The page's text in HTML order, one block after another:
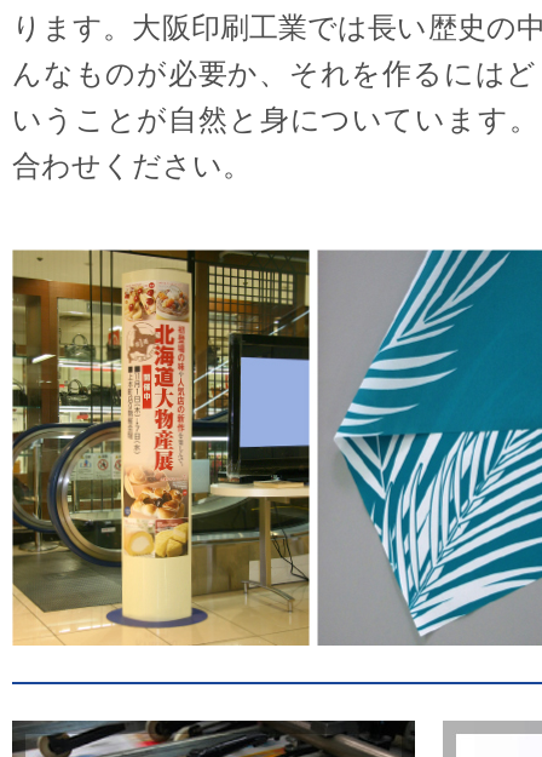
ります。大阪印刷工業では長い歴史の
んなものが必要か、それを作るには
いうことが自然と身についています
合わせください。